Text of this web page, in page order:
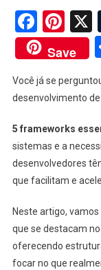
Save
Você já se
desenvolvimento
5 frameworks
sistemas e a
desenvolvedores
que facilitam e
Neste artigo,
que se destacam
oferecendo
focar no que